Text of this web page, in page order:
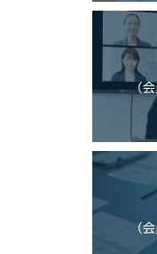
（会
（